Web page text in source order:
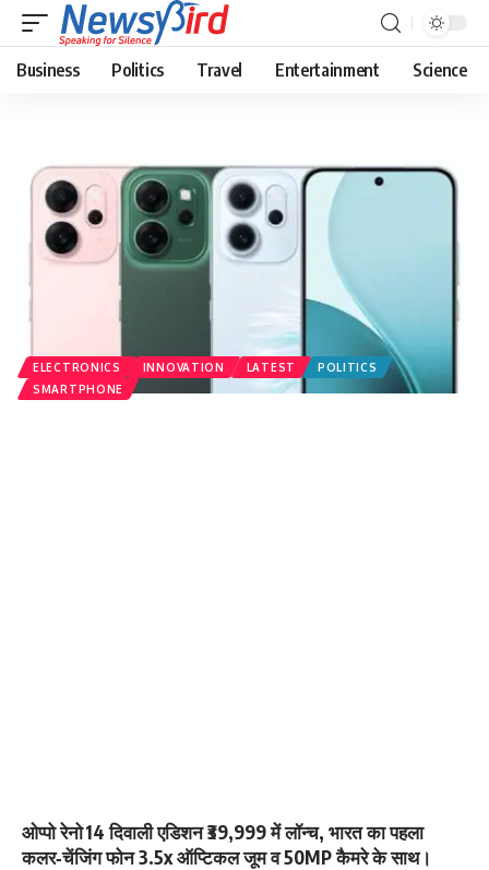
Business Politics Travel Entertainment Science
ELECTRONICS INNOVATION LATEST
POLITICS
SMARTPHONE
ओप्पो रेनो 14 दिवाली एडिशन ₹39,999 में लॉन्च, भारत का पहला
कलर‑चेंजिंग फोन 3.5x ऑप्टिकल जूम व 50MP कैमरे के साथ।